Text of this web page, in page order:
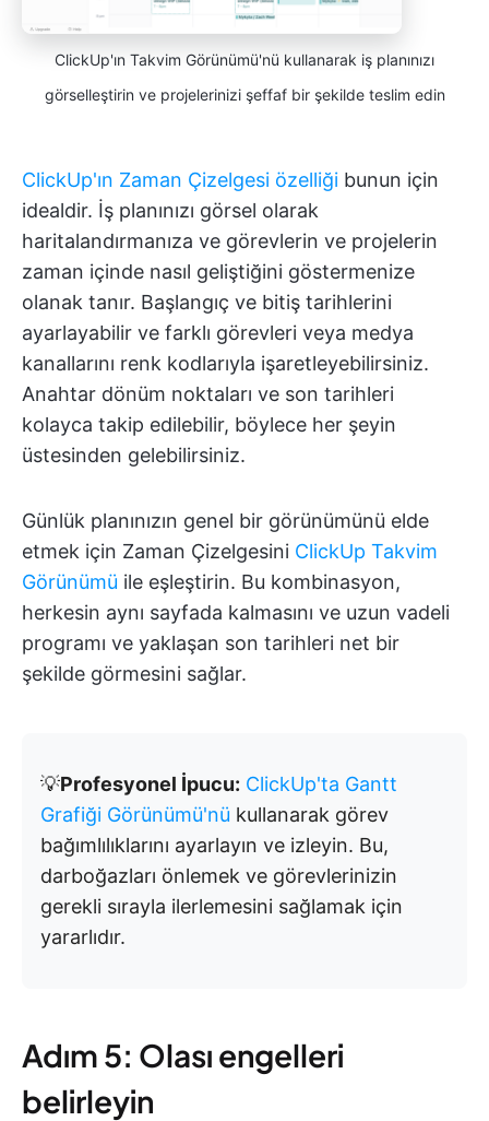
ClickUp'ın Takvim Görünümü'nü kullanarak iş planınızı
görselleştirin ve projelerinizi şeffaf bir şekilde teslim edin
ClickUp'ın Zaman Çizelgesi özelliği bunun için
idealdir. İş planınızı görsel olarak
haritalandırmanıza ve görevlerin ve projelerin
zaman içinde nasıl geliştiğini göstermenize
olanak tanır. Başlangıç ve bitiş tarihlerini
ayarlayabilir ve farklı görevleri veya medya
kanallarını renk kodlarıyla işaretleyebilirsiniz.
Anahtar dönüm noktaları ve son tarihleri
kolayca takip edilebilir, böylece her şeyin
üstesinden gelebilirsiniz.
Günlük planınızın genel bir görünümünü elde
etmek için Zaman Çizelgesini ClickUp Takvim
Görünümü ile eşleştirin. Bu kombinasyon,
herkesin aynı sayfada kalmasını ve uzun vadeli
programı ve yaklaşan son tarihleri net bir
şekilde görmesini sağlar.
💡Profesyonel İpucu: ClickUp'ta Gantt
Grafiği Görünümü'nü kullanarak görev
bağımlılıklarını ayarlayın ve izleyin. Bu,
darboğazları önlemek ve görevlerinizin
gerekli sırayla ilerlemesini sağlamak için
yararlıdır.
Adım 5: Olası engelleri
belirleyin